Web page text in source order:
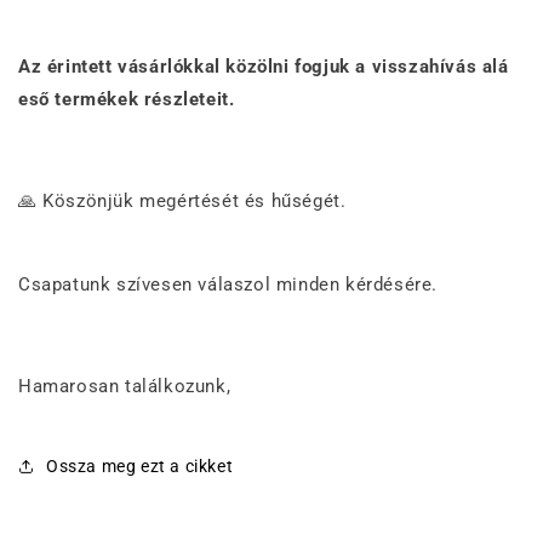
Az érintett vásárlókkal közölni fogjuk a visszahívás alá
eső termékek részleteit.
🙏 Köszönjük megértését és hűségét.
Csapatunk szívesen válaszol minden kérdésére.
Hamarosan találkozunk,
Ossza meg ezt a cikket